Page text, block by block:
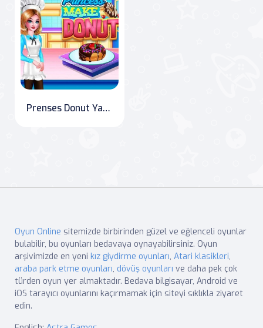
Prenses Donut Yapıyor
Oyun Online sitemizde birbirinden güzel ve eğlenceli oyunlar
bulabilir, bu oyunları bedavaya oynayabilirsiniz. Oyun
arşivimizde en yeni kız giydirme oyunları, Atari klasikleri,
araba park etme oyunları, dövüş oyunları ve daha pek çok
türden oyun yer almaktadır. Bedava bilgisayar, Android ve
iOS tarayıcı oyunlarını kaçırmamak için siteyi sıklıkla ziyaret
edin.